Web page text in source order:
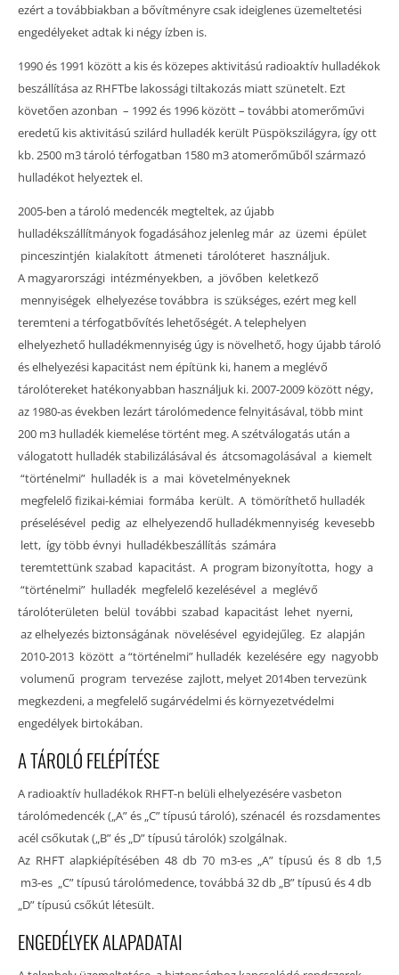
ezért a továbbiakban a bővítményre csak ideiglenes üzemeltetési
engedélyeket adtak ki négy ízben is.
1990 és 1991 között a kis és közepes aktivitású radioaktív hulladékok
beszállítása az RHFTbe lakossági tiltakozás miatt szünetelt. Ezt
követően azonban – 1992 és 1996 között – további atomerőművi
eredetű kis aktivitású szilárd hulladék került Püspökszilágyra, így ott
kb. 2500 m3 tároló térfogatban 1580 m3 atomerőműből származó
hulladékot helyeztek el.
2005-ben a tároló medencék megteltek, az újabb
hulladékszállítmányok fogadásához jelenleg már az üzemi épület
pinceszintjén kialakított átmeneti tárolóteret használjuk.
A magyarországi intézményekben, a jövőben keletkező
mennyiségek elhelyezése továbbra is szükséges, ezért meg kell
teremteni a térfogatbővítés lehetőségét. A telephelyen
elhelyezhető hulladékmennyiség úgy is növelhető, hogy újabb tároló
és elhelyezési kapacitást nem építünk ki, hanem a meglévő
tárolótereket hatékonyabban használjuk ki. 2007-2009 között négy,
az 1980-as években lezárt tárolómedence felnyitásával, több mint
200 m3 hulladék kiemelése történt meg. A szétválogatás után a
válogatott hulladék stabilizálásával és átcsomagolásával a kiemelt
“történelmi” hulladék is a mai követelményeknek
megfelelő fizikai-kémiai formába került. A tömöríthető hulladék
préselésével pedig az elhelyezendő hulladékmennyiség kevesebb
lett, így több évnyi hulladékbeszállítás számára
teremtettünk szabad kapacitást. A program bizonyította, hogy a
“történelmi” hulladék megfelelő kezelésével a meglévő
tárolóterületen belül további szabad kapacitást lehet nyerni,
az elhelyezés biztonságának növelésével egyidejűleg. Ez alapján
2010-2013 között a “történelmi” hulladék kezelésére egy nagyobb
volumenű program tervezése zajlott, melyet 2014ben tervezünk
megkezdeni, a megfelelő sugárvédelmi és környezetvédelmi
engedélyek birtokában.
A TÁROLÓ FELÉPÍTÉSE
A radioaktív hulladékok RHFT-n belüli elhelyezésére vasbeton
tárolómedencék („A” és „C” típusú tároló), szénacél és rozsdamentes
acél csőkutak („B” és „D” típusú tárolók) szolgálnak.
Az RHFT alapkiépítésében 48 db 70 m3-es „A” típusú és 8 db 1,5
m3-es „C” típusú tárolómedence, továbbá 32 db „B” típusú és 4 db
„D” típusú csőkút létesült.
ENGEDÉLYEK ALAPADATAI